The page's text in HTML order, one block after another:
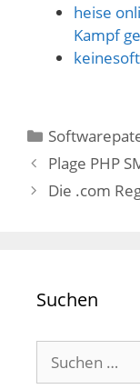
heise
Kampf
Kategorien
Plage PHP
Die .com
Suchen
Suchen
nach: